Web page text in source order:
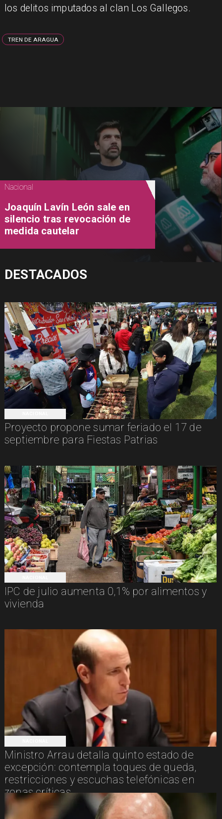
los delitos imputados al clan Los Gallegos.
TREN DE ARAGUA
Proyecto propone sumar feriado el 17 de
septiembre para Fiestas Patrias
IPC de julio aumenta 0,1% por alimentos y
vivienda
Ministro Arrau detalla quinto estado de
excepción: contempla toques de queda,
restricciones y escuchas telefónicas en
zonas críticas
Nacional
Joaquín Lavín León sale en
silencio tras revocación de
medida cautelar
DESTACADOS